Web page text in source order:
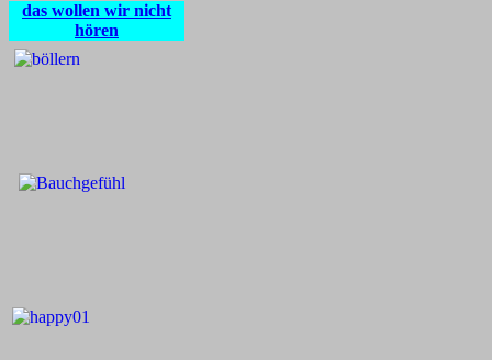
das wollen wir nicht
hören